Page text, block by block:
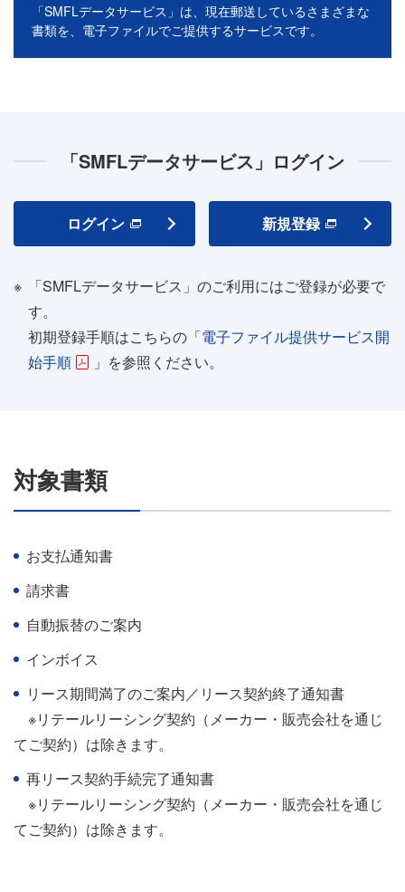
「SMFLデータサービス」は、現在郵送しているさまざまな
書類を、電⼦ファイルでご提供するサービスです。
「SMFLデータサービス」ログイン
ログイン 新規登録
※
「SMFLデータサービス」のご利⽤にはご登録が必要で
す。
初期登録⼿順はこちらの「電⼦ファイル提供サービス開
始⼿順
」を参照ください。
対象書類
お⽀払通知書
請求書
自動振替のご案内
インボイス
リース期間満了のご案内／リース契約終了通知書
※リテールリーシング契約（メーカー・販売会社を通じ
てご契約）は除きます。
再リース契約手続完了通知書
※リテールリーシング契約（メーカー・販売会社を通じ
てご契約）は除きます。